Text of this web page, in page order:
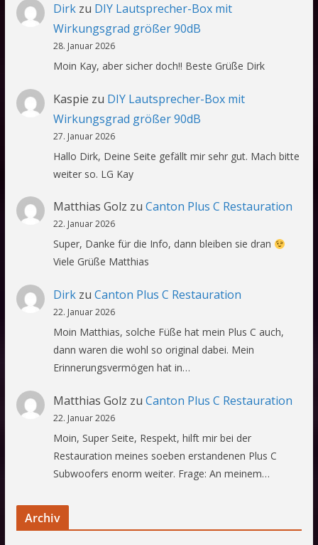
Dirkzu DIY Lautsprecher-Box mit
Wirkungsgrad größer 90dB
28. Januar 2026
Moin Kay, aber sicher doch!! Beste Grüße Dirk
Kaspie zu DIY Lautsprecher-Box mit
Wirkungsgrad größer 90dB
27. Januar 2026
Hallo Dirk, Deine Seite gefällt mir sehr gut. Mach bitte
weiter so. LG Kay
Matthias Golz zu Canton Plus C Restauration
22. Januar 2026
Super, Danke für die Info, dann bleiben sie dran
Viele Grüße Matthias
Dirkzu Canton Plus C Restauration
22. Januar 2026
Moin Matthias, solche Füße hat mein Plus C auch,
dann waren die wohl so original dabei. Mein
Erinnerungsvermögen hat in…
Matthias Golz zu Canton Plus C Restauration
22. Januar 2026
Moin, Super Seite, Respekt, hilft mir bei der
Restauration meines soeben erstandenen Plus C
Subwoofers enorm weiter. Frage: An meinem…
Archiv